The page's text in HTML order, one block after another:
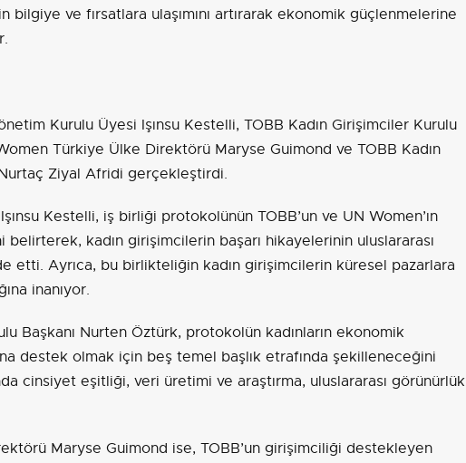
bilgiye ve fırsatlara ulaşımını artırarak ekonomik güçlenmelerine
Kurulu Üyesi Işınsu Kestelli, TOBB Kadın Girişimciler Kurulu
Türkiye Ülke Direktörü Maryse Guimond ve TOBB Kadın
Ziyal Afridi gerçekleştirdi.
Kestelli, iş birliği protokolünün TOBB’un ve UN Women’ın
kadın girişimcilerin başarı hikayelerinin uluslararası
etti. Ayrıca, bu birlikteliğin kadın girişimcilerin küresel pazarlara
inanıyor.
Başkanı Nurten Öztürk, protokolün kadınların ekonomik
destek olmak için beş temel başlık etrafında şekilleneceğini
cinsiyet eşitliği, veri üretimi ve araştırma, uluslararası görünürlük
Maryse Guimond ise, TOBB’un girişimciliği destekleyen